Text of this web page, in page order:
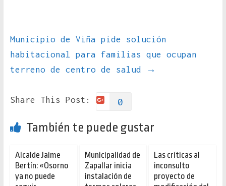
Municipio de Viña pide solución
habitacional para familias que ocupan
terreno de centro de salud
→
Share This Post: 0
También te puede gustar
Alcalde Jaime
Bertín: «Osorno
ya no puede
Municipalidad de
Zapallar inicia
instalación de
Las críticas al
inconsulto
proyecto de